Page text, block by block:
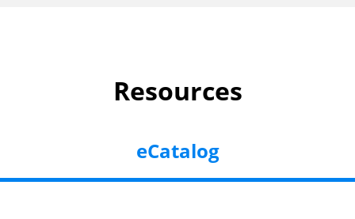
Resources
eCatalog